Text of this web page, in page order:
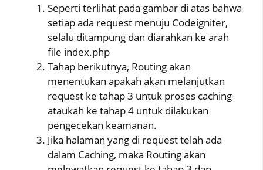
Seperti terlihat pada gambar di atas bahwa
setiap ada request menuju Codeigniter,
selalu ditampung dan diarahkan ke arah
file index.php
Tahap berikutnya, Routing akan
menentukan apakah akan melanjutkan
request ke tahap 3 untuk proses caching
ataukah ke tahap 4 untuk dilakukan
pengecekan keamanan.
Jika halaman yang di request telah ada
dalam Caching, maka Routing akan